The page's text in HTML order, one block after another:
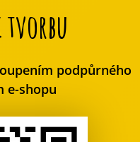
tvorbu
podpůrného
e-shopu